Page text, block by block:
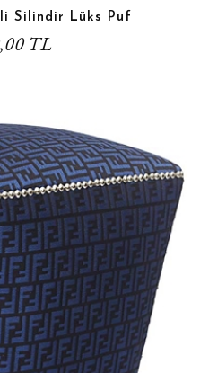
Silindir Lüks Puf
TL